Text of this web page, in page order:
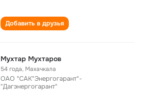
Добавить в друзья
Мухтар Мухтаров
54 года, Махачкала
ОАО "САК"Энергогарант"-
"Дагэнергогарант"